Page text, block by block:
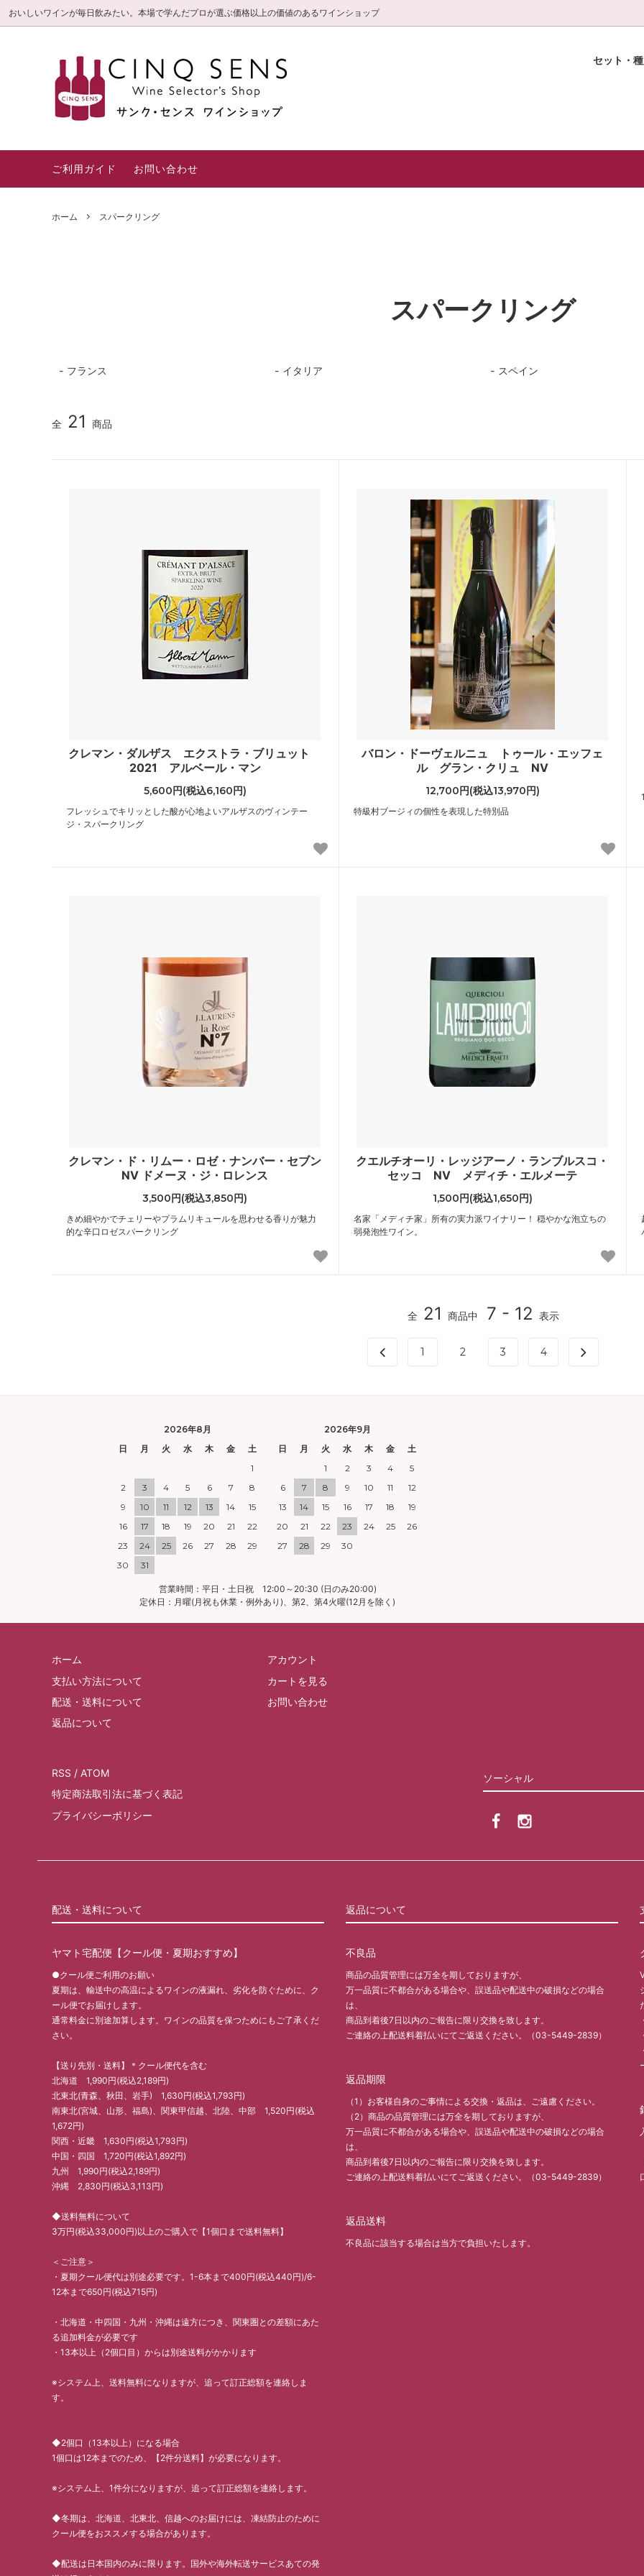
おいしいワインが毎日飲みたい。本場で学んだプロが選ぶ価格以上の価値のあるワインショップ
セット・
サンク・センス限定直輸入ワイン
ギフト箱・紙袋
毎日飲みたいお値打ち
信頼の3つのこだわり
ご利用ガイド お問い合わせ
ホーム スパークリング
スパークリング
フランス イタリア スペイン
全 21 商品
クレマン・ダルザス エクストラ・ブリュット
2021 アルベール・マン
5,600円(税込6,160円)
フレッシュでキリッとした酸が心地よいアルザスのヴィンテー
ジ・スパークリング
バロン・ドーヴェルニュ トゥール・エッフェ
ル グラン・クリュ NV
12,700円(税込13,970円)
特級村ブージィの個性を表現した特別品
クレマン・ド・リムー・ロゼ・ナンバー・セブン
NV ドメーヌ・ジ・ロレンス
3,500円(税込3,850円)
きめ細やかでチェリーやプラムリキュールを思わせる香りが魅力
的な辛口ロゼスパークリング
クエルチオーリ・レッジアーノ・ランブルスコ・
セッコ NV メディチ・エルメーテ
1,500円(税込1,650円)
名家「メディチ家」所有の実力派ワイナリー！ 穏やかな泡立ちの
弱発泡性ワイン。
全 21 商品中 7 - 12 表示
1 2 3 4
2026年8月
日
月 火 水 木 金
土
1
2
3 4 5 6 7
8
9
10 11 12 13 14
15
16
17 18 19 20 21
22
23
24 25 26 27 28
29
30
31
2026年9月
日
月 火 水 木 金
土
1
2 3 4
5
6
7 8 9 10 11
12
13
14 15 16 17 18
19
20
21 22 23 24 25
26
27
28 29 30
営業時間：平日・土日祝 12:00～20:30 (日のみ20:00)
定休日：月曜(月祝も休業・例外あり)、第2、第4火曜(12月を除く)
ホーム
支払い方法について
配送・送料について
返品について
アカウント
カートを見る
お問い合わせ
ソーシャル
RSS / ATOM
特定商法取引法に基づく表記
プライバシーポリシー
配送・送料について
ヤマト宅配便【クール便・夏期おすすめ】
●クール便ご利用のお願い
夏期は、輸送中の高温によるワインの液漏れ、劣化を防ぐために、ク
ール便でお届けします。
通常料金に別途加算します。ワインの品質を保つためにもご了承くだ
さい。
【送り先別・送料】＊クール便代を含む
北海道 1,990円(税込2,189円)
北東北(青森、秋田、岩手) 1,630円(税込1,793円)
南東北(宮城、山形、福島)、関東甲信越、北陸、中部 1,520円(税込
1,672円)
関西・近畿 1,630円(税込1,793円)
中国・四国 1,720円(税込1,892円)
九州 1,990円(税込2,189円)
沖縄 2,830円(税込3,113円)
◆送料無料について
3万円(税込33,000円)以上のご購入で【1個口まで送料無料】
＜ご注意＞
・夏期クール便代は別途必要です。1-6本まで400円(税込440円)/6-
12本まで650円(税込715円)
・北海道・中四国・九州・沖縄は遠方につき、関東圏との差額にあた
る追加料金が必要です
・13本以上（2個口目）からは別途送料がかかります
※システム上、送料無料になりますが、追って訂正総額を連絡しま
す。
◆2個口（13本以上）になる場合
1個口は12本までのため、【2件分送料】が必要になります。
※システム上、1件分になりますが、追って訂正総額を連絡します。
◆冬期は、北海道、北東北、信越へのお届けには、凍結防止のために
クール便をおススメする場合があります。
◆配送は日本国内のみに限ります。国外や海外転送サービスあての発
返品について
不良品
商品の品質管理には万全を期しておりますが、
万一品質に不都合がある場合や、誤送品や配送中の破損などの場合
は、
商品到着後7日以内のご報告に限り交換を致します。
ご連絡の上配送料着払いにてご返送ください。（03-5449-2839）
返品期限
（1）お客様自身のご事情による交換・返品は、ご遠慮ください。
（2）商品の品質管理には万全を期しておりますが、
万一品質に不都合がある場合や、誤送品や配送中の破損などの場合
は、
商品到着後7日以内のご報告に限り交換を致します。
ご連絡の上配送料着払いにてご返送ください。（03-5449-2839）
返品送料
不良品に該当する場合は当方で負担いたします。